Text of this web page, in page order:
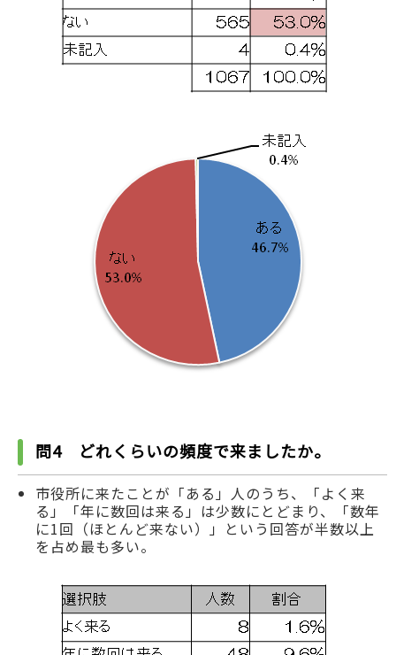
問4 どれくらいの頻度で来ましたか。
市役所に来たことが「ある」人のうち、「よく来
る」「年に数回は来る」は少数にとどまり、「数年
に1回（ほとんど来ない）」という回答が半数以上
を占め最も多い。